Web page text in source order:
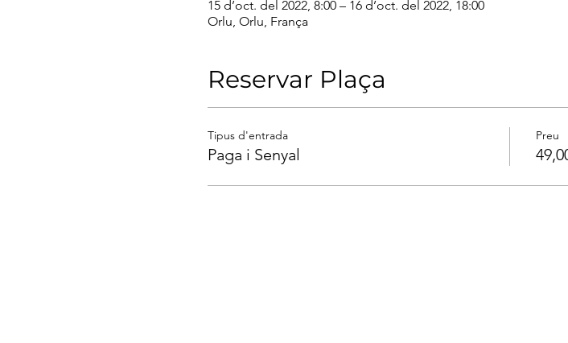
15 d’oct. del 2022, 8:00 – 16 d’oct. del 2022, 18:00
Orlu, Orlu, França
Reservar Plaça
Tipus d'entrada
Paga i Senyal
Preu